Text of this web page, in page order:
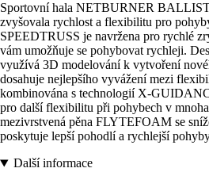
Sportovní hala NETBURNER
zvyšovala rychlost a flexibilitu pro
SPEEDTRUSS je navržena pro rychlé
vám umožňuje se pohybovat rychleji.
využívá 3D modelování k vytvoření
dosahuje nejlepšího vyvážení mezi
kombinována s technologií X-
pro další flexibilitu při pohybech v
mezivrstvená pěna FLYTEFOAM se
poskytuje lepší pohodlí a rychlejší
Další informace